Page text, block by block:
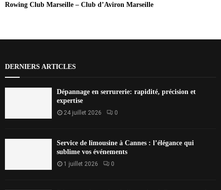
Rowing Club Marseille – Club d’Aviron Marseille
DERNIERS ARTICLES
Dépannage en serrurerie: rapidité, précision et
expertise
24 juillet 2026 0
Service de limousine à Cannes : l’élégance qui
sublime vos événements
1 juillet 2026 0